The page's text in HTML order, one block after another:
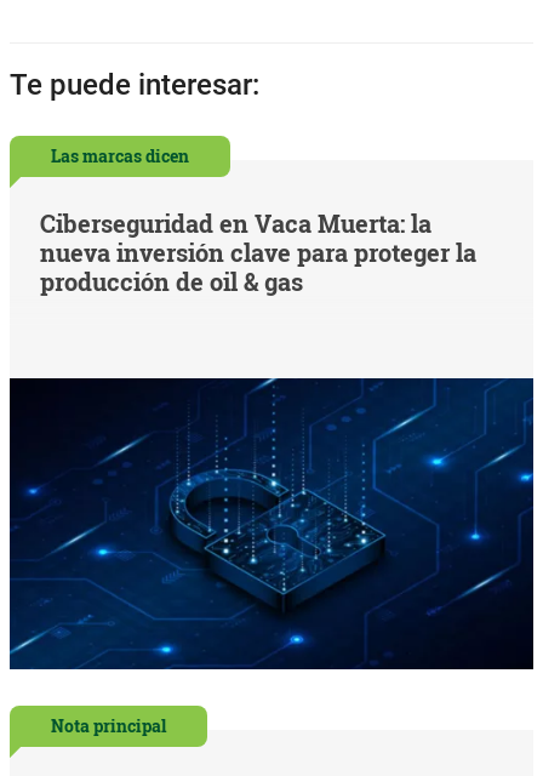
Te puede interesar:
Las marcas dicen
Ciberseguridad en Vaca Muerta: la
nueva inversión clave para proteger la
producción de oil & gas
Nota principal